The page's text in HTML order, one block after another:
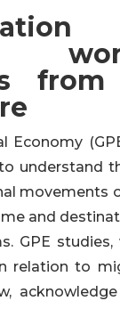
from
Economy
understand
movements
and
GPE studies,
relation to